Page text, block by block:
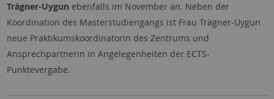
Trägner-Uygun ebenfalls im November an. Neben der
Koordination des Masterstudiengangs ist Frau Trägner-Uygun
neue Praktikumskoordinatorin des Zentrums und
Ansprechpartnerin in Angelegenheiten der ECTS-
Punktevergabe.